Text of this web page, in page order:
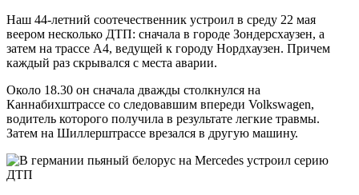
Наш 44-летний соотечественник устроил в среду 22 мая
веером несколько ДТП: сначала в городе Зондерсхаузен, а
затем на трассе А4, ведущей к городу Нордхаузен. Причем
каждый раз скрывался с места аварии.
Около 18.30 он сначала дважды столкнулся на
Каннабихштрассе со следовавшим впереди Volkswagen,
водитель которого получила в результате легкие травмы.
Затем на Шиллерштрассе врезался в другую машину.